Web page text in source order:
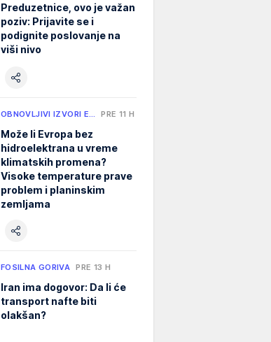
Preduzetnice, ovo je važan
poziv: Prijavite se i
podignite poslovanje na
viši nivo
OBNOVLJIVI IZVORI E… PRE 11 H
Može li Evropa bez
hidroelektrana u vreme
klimatskih promena?
Visoke temperature prave
problem i planinskim
zemljama
FOSILNA GORIVA PRE 13 H
Iran ima dogovor: Da li će
transport nafte biti
olakšan?